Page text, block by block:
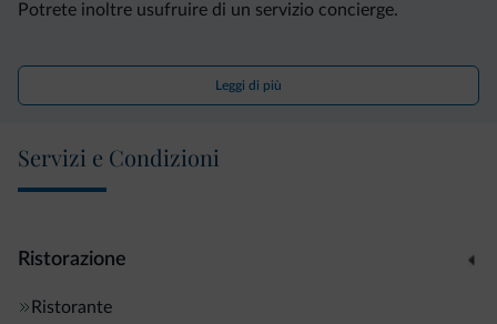
Potrete inoltre usufruire di un servizio concierge.
Fornita di un punto vendite skipass e del noleggio di
attrezzatura da sci, la struttura dista 27 km da Ischgl e 44
windsurf.
Leggi di più
Servizi e Condizioni
Ristorazione
Ristorante